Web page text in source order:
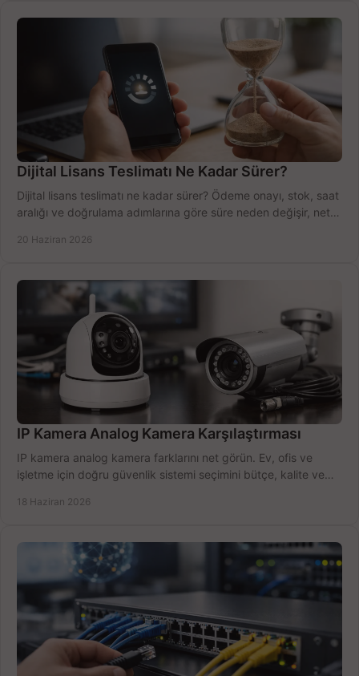
Dijital Lisans Teslimatı Ne Kadar Sürer?
Dijital lisans teslimatı ne kadar sürer? Ödeme onayı, stok, saat
aralığı ve doğrulama adımlarına göre süre neden değişir, net
20 Haziran 2026
IP Kamera Analog Kamera Karşılaştırması
IP kamera analog kamera farklarını net görün. Ev, ofis ve
işletme için doğru güvenlik sistemi seçimini bütçe, kalite ve
18 Haziran 2026